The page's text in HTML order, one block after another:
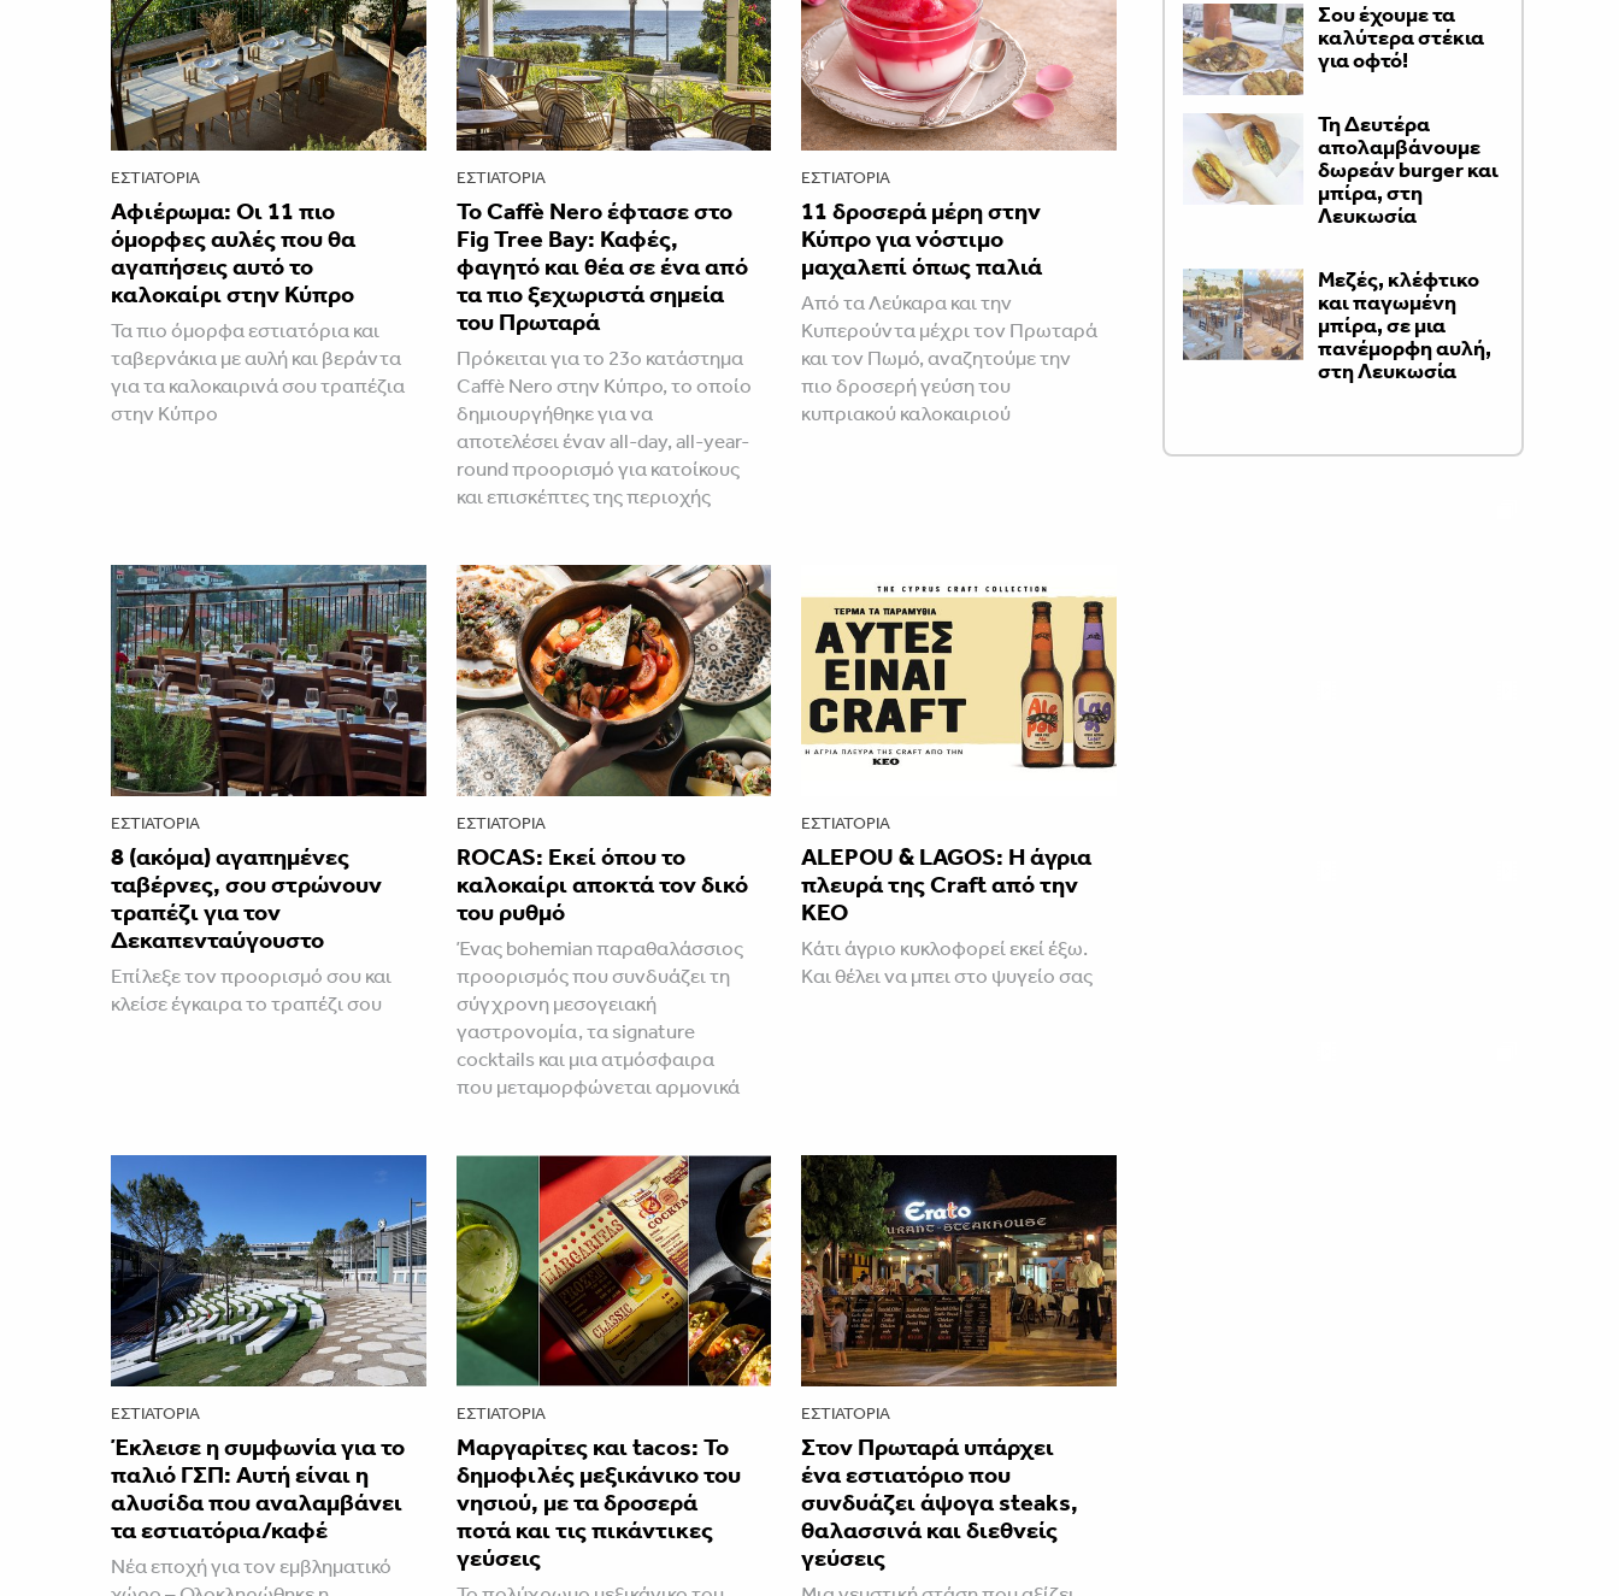
ΕΣΤΙΑΤΌΡΙΑ
Αφιέρωμα: Οι 11 πιο
όμορφες αυλές που θα
αγαπήσεις αυτό το
καλοκαίρι στην Κύπρο
Τα πιο όμορφα εστιατόρια και
ταβερνάκια με αυλή και βεράντα
για τα καλοκαιρινά σου τραπέζια
στην Κύπρο
ΕΣΤΙΑΤΌΡΙΑ
Το Caffè Nero έφτασε στο
Fig Tree Bay: Καφές,
φαγητό και θέα σε ένα από
τα πιο ξεχωριστά σημεία
του Πρωταρά
Πρόκειται για το 23ο κατάστημα
Caffè Nero στην Κύπρο, το οποίο
δημιουργήθηκε για να
αποτελέσει έναν all-day, all-year-
round προορισμό για κατοίκους
και επισκέπτες της περιοχής
ΕΣΤΙΑΤΌΡΙΑ
11 δροσερά μέρη στην
Κύπρο για νόστιμο
μαχαλεπί όπως παλιά
Από τα Λεύκαρα και την
Κυπερούντα μέχρι τον Πρωταρά
και τον Πωμό, αναζητούμε την
πιο δροσερή γεύση του
κυπριακού καλοκαιριού
ΕΣΤΙΑΤΌΡΙΑ
8 (ακόμα) αγαπημένες
ταβέρνες, σου στρώνουν
τραπέζι για τον
Δεκαπενταύγουστο
Επίλεξε τον προορισμό σου και
κλείσε έγκαιρα το τραπέζι σου
ΕΣΤΙΑΤΌΡΙΑ
ROCAS: Εκεί όπου το
καλοκαίρι αποκτά τον δικό
του ρυθμό
Ένας bohemian παραθαλάσσιος
προορισμός που συνδυάζει τη
σύγχρονη μεσογειακή
γαστρονομία, τα signature
cocktails και μια ατμόσφαιρα
που μεταμορφώνεται αρμονικά
ΕΣΤΙΑΤΌΡΙΑ
ALEPOU & LAGOS: Η άγρια
πλευρά της Craft από την
ΚΕΟ
Κάτι άγριο κυκλοφορεί εκεί έξω.
Και θέλει να μπει στο ψυγείο σας
ΕΣΤΙΑΤΌΡΙΑ
Έκλεισε η συμφωνία για το
παλιό ΓΣΠ: Αυτή είναι η
αλυσίδα που αναλαμβάνει
τα εστιατόρια/καφέ
Νέα εποχή για τον εμβληματικό
ΕΣΤΙΑΤΌΡΙΑ
Μαργαρίτες και tacos: Το
δημοφιλές μεξικάνικο του
νησιού, με τα δροσερά
ποτά και τις πικάντικες
γεύσεις
ΕΣΤΙΑΤΌΡΙΑ
Στον Πρωταρά υπάρχει
ένα εστιατόριο που
συνδυάζει άψογα steaks,
θαλασσινά και διεθνείς
γεύσεις
Σου έχουμε τα
καλύτερα στέκια
για οφτό!
Τη Δευτέρα
απολαμβάνουμε
δωρεάν burger και
μπίρα, στη
Λευκωσία
Μεζές, κλέφτικο
και παγωμένη
μπίρα, σε μια
πανέμορφη αυλή,
στη Λευκωσία